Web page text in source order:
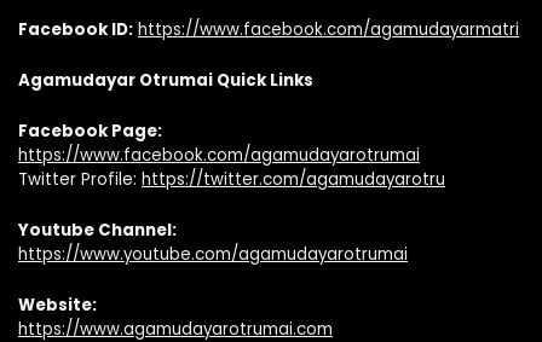
Facebook ID: https://www.facebook.com/agamudayarmatri
Agamudayar Otrumai Quick Links
Facebook Page:
https://www.facebook.com/agamudayarotrumai
Twitter Profile: https://twitter.com/agamudayarotru
Youtube Channel:
https://www.youtube.com/agamudayarotrumai
Website:
https://www.agamudayarotrumai.com